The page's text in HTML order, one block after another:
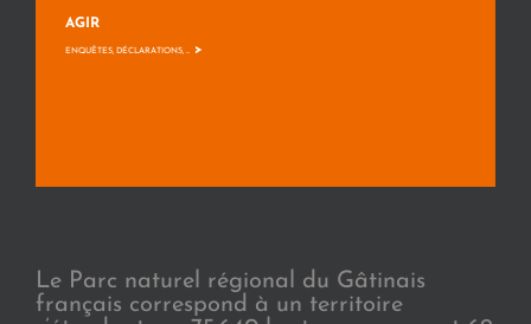
AGIR
ENQUÊTES, DÉCLARATIONS, ... >
Le Parc naturel régional du Gâtinais
français correspond à un territoire